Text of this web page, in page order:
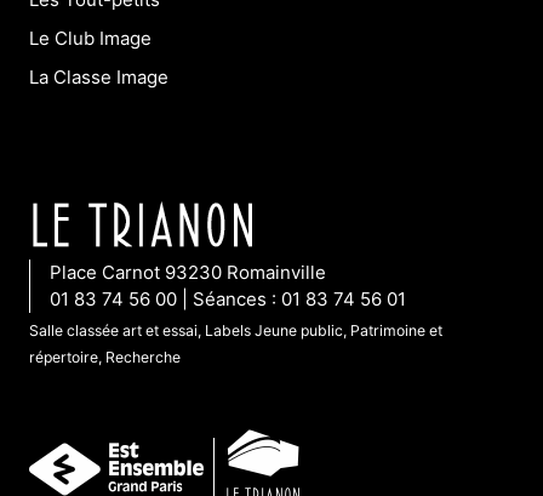
Le Club Image
La Classe Image
Place Carnot 93230 Romainville
01 83 74 56 00 | Séances : 01 83 74 56 01
Salle classée art et essai, Labels Jeune public, Patrimoine et
répertoire, Recherche